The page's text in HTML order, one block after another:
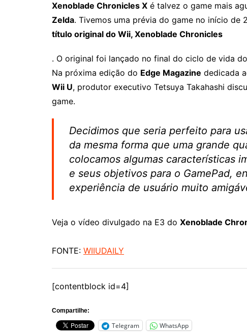
Xenoblade Chronicles X é talvez o game mais
Zelda. Tivemos uma prévia do game no início de
título original do Wii, Xenoblade Chronicles
. O original foi lançado no final do ciclo de vida
Na próxima edição do Edge Magazine dedicada
Wii U, produtor executivo Tetsuya Takahashi
game.
Decidimos que seria perfeito para
da mesma forma que uma grande
colocamos algumas características
e seus objetivos para o GamePad,
experiência de usuário muito
Veja o vídeo divulgado na E3 do Xenoblade
FONTE: WIIUDAILY
[contentblock id=4]
Compartilhe:
Telegram WhatsApp